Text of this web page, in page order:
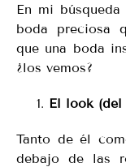
En mi
boda preciosa
que una boda
¿los vemos?
El look (del
Tanto de él
debajo de las